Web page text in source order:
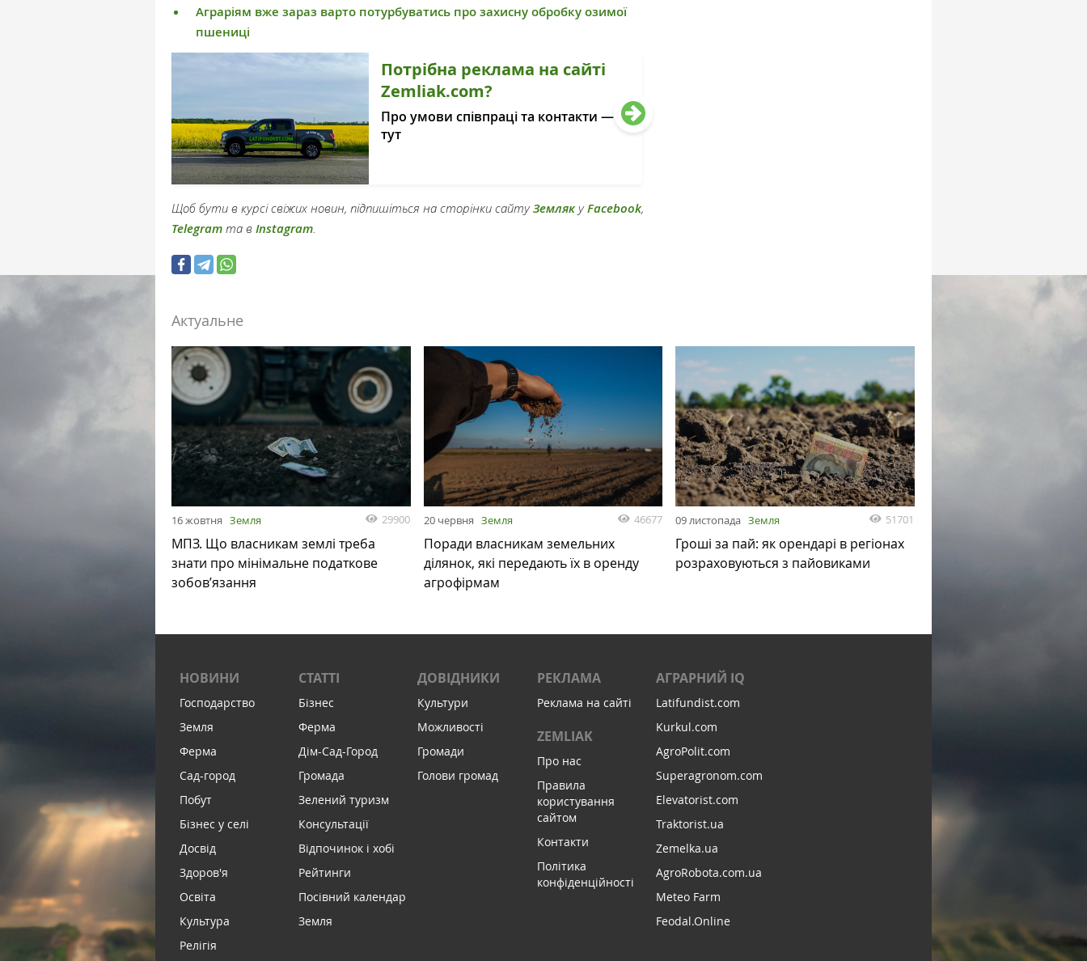
Аграріям вже зараз варто потурбуватись про захисну обробку озимої
пшениці
Потрібна реклама на сайті
Zemliak.com?
Про умови співпраці та контакти —
тут
Щоб бути в курсі свіжих новин, підпишіться на сторінки сайтуЗемлякуFacebook,
Telegram та в Instagram
Актуальне
16 жовтня Земля 29900
МПЗ. Що власникам землі треба
знати про мінімальне податкове
зобов’язання
20 червня Земля 46677
Поради власникам земельних
ділянок, які передають їх в оренду
агрофірмам
09 листопада Земля 51701
Гроші за пай: як орендарі в регіонах
розраховуються з пайовиками
НОВИНИ
Господарство
Земля
Ферма
Сад-город
Побут
Бізнес у селі
Досвід
Здоров'я
Освіта
Культура
Релігія
СТАТТІ
Бізнес
Ферма
Дім-Сад-Город
Громада
Зелений туризм
Консультації
Відпочинок і хобі
Рейтинги
Посівний календар
Земля
ДОВІДНИКИ
Культури
Можливості
Громади
Голови громад
РЕКЛАМА
Реклама на сайті
ZEMLIAK
Про нас
Правила
користування
сайтом
Контакти
Політика
конфіденційності
АГРАРНИЙ IQ
Latifundist.com
Kurkul.com
AgroPolit.com
Superagronom.com
Elevatorist.com
Traktorist.ua
Zemelka.ua
AgroRobota.com.ua
Meteo Farm
Feodal.Online